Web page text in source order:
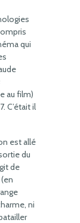
qui
au film)
C’était il
est allé
du
de
ni